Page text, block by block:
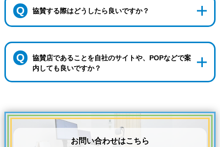
Q 協賛する際はどうしたら良いですか？
Q
協賛店であることを自社のサイトや、POPなどで案
内しても良いですか？
お問い合わせはこちら